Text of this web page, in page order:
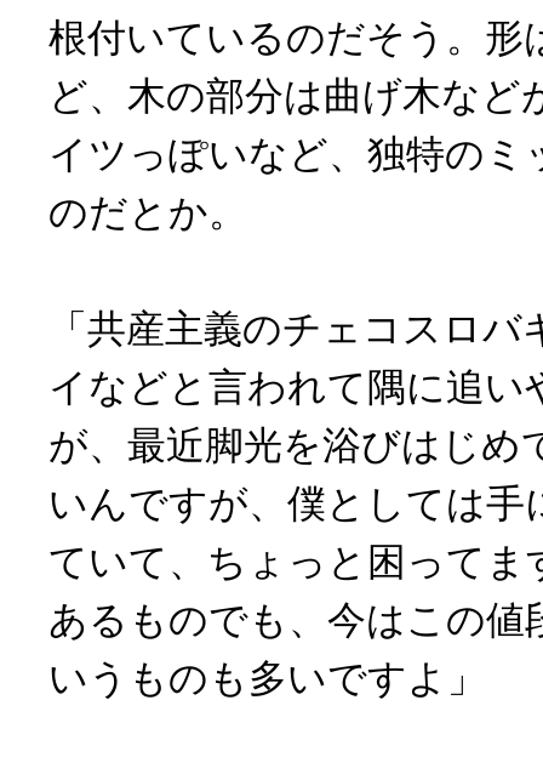
根付いているのだそう。形
ど、木の部分は曲げ木など
イツっぽいなど、独特のミ
のだとか。
「共産主義のチェコスロ
イなどと言われて隅に追
が、最近脚光を浴びはじめ
いんですが、僕としては手
ていて、ちょっと困ってま
あるものでも、今はこの値
いうものも多いですよ」